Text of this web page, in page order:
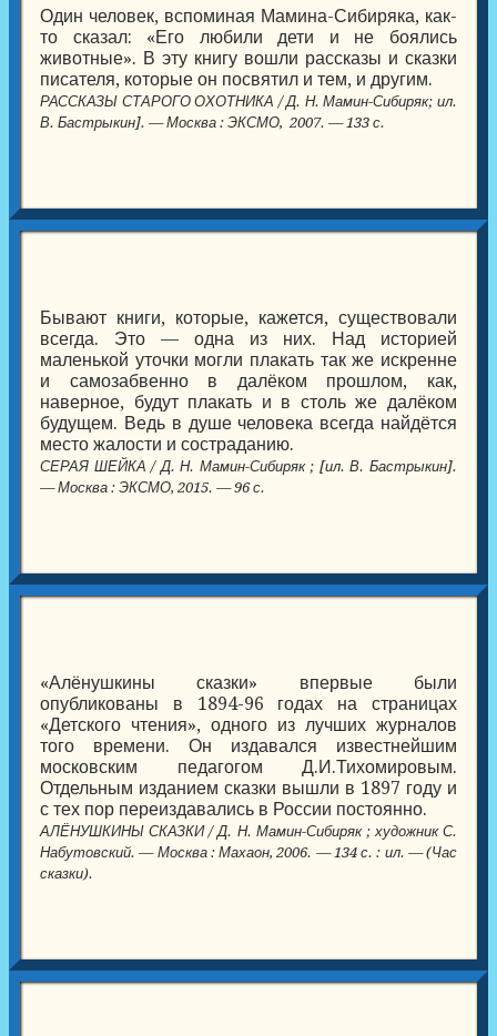
Один человек, вспоминая Мамина-Сибиряка, как-
то сказал: «Его любили дети и не боялись
животные». В эту книгу вошли рассказы и сказки
писателя, которые он посвятил и тем, и другим.
РАССКАЗЫ СТАРОГО ОХОТНИКА / Д. Н. Мамин-Сибиряк; ил.
В. Бастрыкин]. — Москва : ЭКСМО, 2007. — 133 с.
Бывают книги, которые, кажется, существовали
всегда. Это — одна из них. Над историей
маленькой уточки могли плакать так же искренне
и самозабвенно в далёком прошлом, как,
наверное, будут плакать и в столь же далёком
будущем. Ведь в душе человека всегда найдётся
место жалости и состраданию.
СЕРАЯ ШЕЙКА / Д. Н. Мамин-Сибиряк ; [ил. В. Бастрыкин].
— Москва : ЭКСМО, 2015. — 96 с.
«Алёнушкины сказки» впервые были
опубликованы в 1894-96 годах на страницах
«Детского чтения», одного из лучших журналов
того времени. Он издавался известнейшим
московским педагогом Д.И.Тихомировым.
Отдельным изданием сказки вышли в 1897 году и
с тех пор переиздавались в России постоянно.
АЛЁНУШКИНЫ СКАЗКИ / Д. Н. Мамин-Сибиряк ; художник С.
Набутовский. — Москва : Махаон, 2006. — 134 с. : ил. — (Час
сказки).